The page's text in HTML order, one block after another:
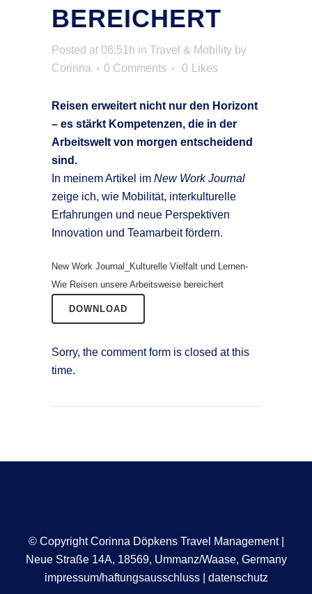
BEREICHERT
Posted at 06:51h in Travel & Mobility by
Corinna
0 Comments 0 Likes
Reisen erweitert nicht nur den Horizont
– es stärkt Kompetenzen, die in der
Arbeitswelt von morgen entscheidend
sind.
In meinem Artikel im New Work Journal
zeige ich, wie Mobilität, interkulturelle
Erfahrungen und neue Perspektiven
Innovation und Teamarbeit fördern.
New Work Journal_Kulturelle Vielfalt und Lernen-
Wie Reisen unsere Arbeitsweise bereichert
DOWNLOAD
Sorry, the comment form is closed at this
time.
© Copyright Corinna Döpkens Travel Management |
Neue Straße 14A, 18569, Ummanz/Waase, Germany
impressum/haftungsausschluss| datenschutz